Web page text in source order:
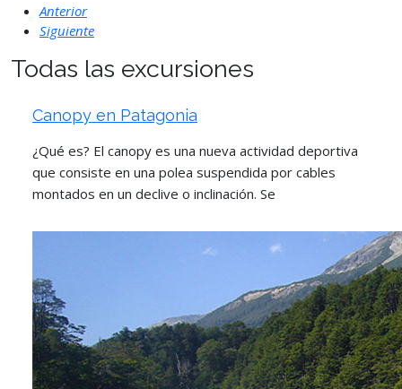
Anterior
Siguiente
Todas las excursiones
Canopy en Patagonia
¿Qué es? El canopy es una nueva actividad deportiva
que consiste en una polea suspendida por cables
montados en un declive o inclinación. Se